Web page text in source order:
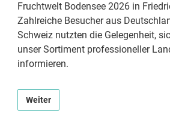
Fruchtwelt Bodensee 2026 in
Zahlreiche Besucher aus
Schweiz nutzten die Gelegenheit,
unser Sortiment professioneller
informieren.
Weiter